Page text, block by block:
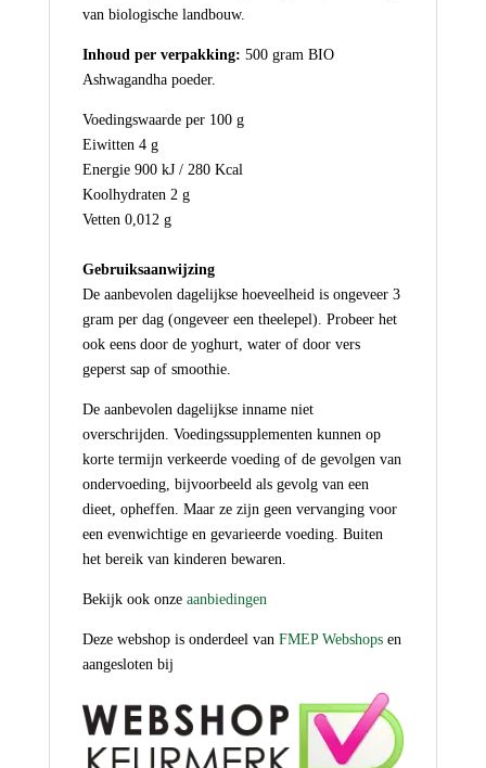
van biologische landbouw.
Inhoud per verpakking: 500 gram BIO
Ashwagandha poeder.
Voedingswaarde per 100 g
Eiwitten 4 g
Energie 900 kJ / 280 Kcal
Koolhydraten 2 g
Vetten 0,012 g
Gebruiksaanwijzing
De aanbevolen dagelijkse hoeveelheid is ongeveer 3
gram per dag (ongeveer een theelepel). Probeer het
ook eens door de yoghurt, water of door vers
geperst sap of smoothie.
De aanbevolen dagelijkse inname niet
overschrijden. Voedingssupplementen kunnen op
korte termijn verkeerde voeding of de gevolgen van
ondervoeding, bijvoorbeeld als gevolg van een
dieet, opheffen. Maar ze zijn geen vervanging voor
een evenwichtige en gevarieerde voeding. Buiten
het bereik van kinderen bewaren.
Bekijk ook onze aanbiedingen
Deze webshop is onderdeel van FMEP Webshopsen
aangesloten bij